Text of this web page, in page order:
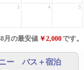
3 4 5
月の最安値 ￥2,000です。
ー バス＋宿泊